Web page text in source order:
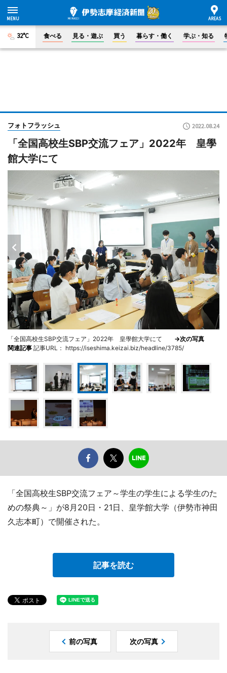
32°C 食べる 見る・遊ぶ 買う 暮らす・働く 学ぶ・知る
フォトフラッシュ 2022.08.24
「全国高校生SBP交流フェア」2022年 皇學
館大学にて
「全国高校生SBP交流フェア」2022年 皇學館大学にて →次の写真
関連記事 記事URL： https://iseshima.keizai.biz/headline/3785/
「全国高校生SBP交流フェア～学生の学生による学生のた
めの祭典～」が8月20日・21日、皇学館大学（伊勢市神田
久志本町）で開催された。
記事を読む
前の写真 次の写真